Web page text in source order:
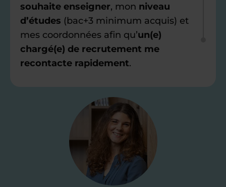
souhaite enseigner, mon niveau
d’études (bac+3 minimum acquis) et
mes coordonnées afin qu’un(e)
chargé(e) de recrutement me
recontacte rapidement.
Je valide ma
candidature
test de 15 minutes